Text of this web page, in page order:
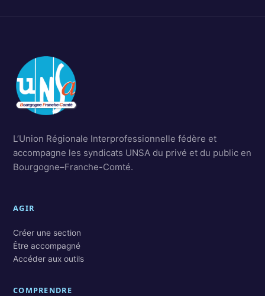
L’Union Régionale Interprofessionnelle fédère et
accompagne les syndicats UNSA du privé et du public en
Bourgogne–Franche-Comté.
AGIR
Créer une section
Être accompagné
Accéder aux outils
COMPRENDRE